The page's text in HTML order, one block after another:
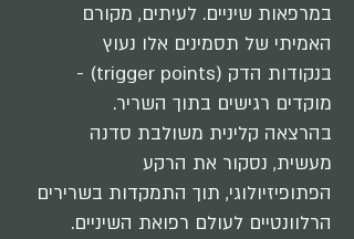
במרפאות שיניים. לעיתים, מקורם
האמיתי של תסמינים אלו נעוץ
בנקודות הדק (trigger points) -
מוקדים רגישים בתוך השריר.
בהרצאה קלינית משולבת סדנה
מעשית, נסקור את הרקע
הפתופיזיולוגי, תוך התמקדות בשרירים
הרלוונטיים לעולם רפואת השיניים.